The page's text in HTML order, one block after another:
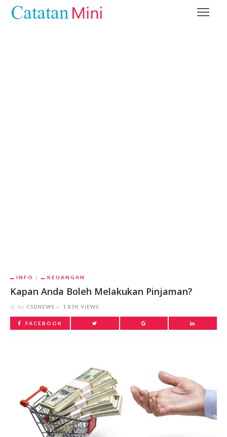
INFO KEUANGAN
Kapan Anda Boleh Melakukan Pinjaman?
by CSDNEWS 1.83K VIEWS
FACEBOOK